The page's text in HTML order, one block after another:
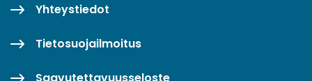
Yhteystiedot
Tietosuojailmoitus
Saavutettavuusseloste